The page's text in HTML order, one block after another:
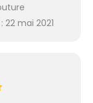
mai 2021